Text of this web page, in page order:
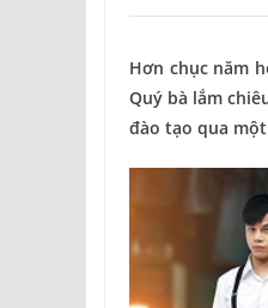
Hơn chục năm
Quý bà lắm
đào tạo qua